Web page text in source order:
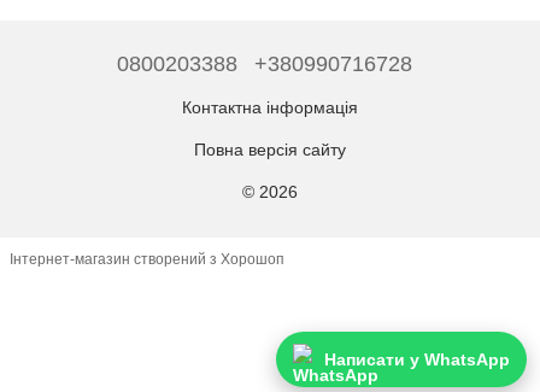
Написати у WhatsApp
0800203388 +380990716728
Контактна інформація
Повна версія сайту
© 2026
Інтернет-магазин створений з Хорошоп